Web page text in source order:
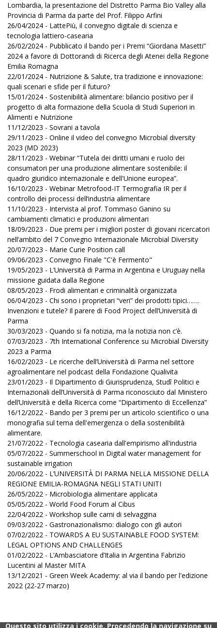
Lombardia, la presentazione del Distretto Parma Bio Valley alla
Provincia di Parma da parte del Prof. Filippo Arfini
26/04/2024 - LattePiù, il convegno digitale di scienza e
tecnologia lattiero-casearia
26/02/2024 - Pubblicato il bando per i Premi “Giordana Masetti”
2024 a favore di Dottorandi di Ricerca degli Atenei della Regione
Emilia Romagna
22/01/2024 - Nutrizione & Salute, tra tradizione e innovazione:
quali scenari e sfide per il futuro?
15/01/2024 - Sostenibilità alimentare: bilancio positivo per il
progetto di alta formazione della Scuola di Studi Superiori in
Alimenti e Nutrizione
11/12/2023 - Sovrani a tavola
29/11/2023 - Online il video del convegno Microbial diversity
2023 (MD 2023)
28/11/2023 - Webinar “Tutela dei diritti umani e ruolo dei
consumatori per una produzione alimentare sostenibile: il
quadro giuridico internazionale e dell'Unione europea”.
16/10/2023 - Webinar Metrofood-IT Termografia IR per il
controllo dei processi dell’industria alimentare
11/10/2023 - Intervista al prof. Tommaso Ganino su
cambiamenti climatici e produzioni alimentari
18/09/2023 - Due premi per i migliori poster di giovani ricercatori
nell’ambito del 7 Convegno Internazionale Microbial Diversity
20/07/2023 - Marie Curie Position call
09/06/2023 - Convegno Finale "C'è Fermento"
19/05/2023 - L’Università di Parma in Argentina e Uruguay nella
missione guidata dalla Regione
08/05/2023 - Frodi alimentari e criminalità organizzata
06/04/2023 - Chi sono i proprietari “veri” dei prodotti tipici…….
Invenzioni e tutele? Il parere di Food Project dell’Università di
Parma
30/03/2023 - Quando si fa notizia, ma la notizia non c’è.
07/03/2023 - 7th International Conference su Microbial Diversity
2023 a Parma
16/02/2023 - Le ricerche dell’Università di Parma nel settore
agroalimentare nel podcast della Fondazione Qualivita
23/01/2023 - Il Dipartimento di Giurisprudenza, Studî Politici e
Internazionali dell’Università di Parma riconosciuto dal Ministero
dell’Università e della Ricerca come “Dipartimento di Eccellenza”
16/12/2022 - Bando per 3 premi per un articolo scientifico o una
monografia sul tema dell'emergenza o della sostenibilità
alimentare.
21/07/2022 - Tecnologia casearia dall'empirismo all'industria
05/07/2022 - Summerschool in Digital water management for
sustainable irrigation
20/06/2022 - L’UNIVERSITÀ DI PARMA NELLA MISSIONE DELLA
REGIONE EMILIA-ROMAGNA NEGLI STATI UNITI
26/05/2022 - Microbiologia alimentare applicata
05/05/2022 - World Food Forum al Cibus
22/04/2022 - Workshop sulle carni di selvaggina
09/03/2022 - Gastronazionalismo: dialogo con gli autori
07/02/2022 - TOWARDS A EU SUSTAINABLE FOOD SYSTEM:
LEGAL OPTIONS AND CHALLENGES
01/02/2022 - L’Ambasciatore d’Italia in Argentina Fabrizio
Lucentini al Master MITA
13/12/2021 - Green Week Academy: al via il bando per l'edizione
2022 (22-27 marzo)
Questo sito utilizza i cookie. Procedendo la navigazione su